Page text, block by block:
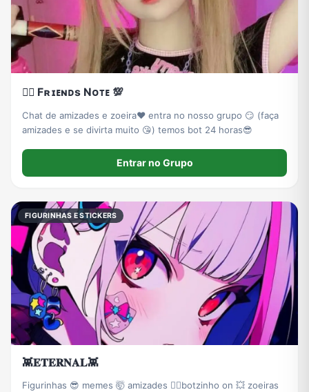
❤️‍🔥 Fʀɪᴇɴᴅs Nᴏᴛᴇ 💯
Chat de amizades e zoeira❤️ entra no nosso grupo 😏 (faça
amizades e se divirta muito 😘) temos bot 24 horas😎
Entrar no Grupo
FIGURINHAS E STICKERS
👾𝐄𝐓𝐄𝐑𝐍𝐀𝐋👾
Figurinhas 😎 memes 🤯 amizades ❤️‍🔥botzinho on 💥 zoeiras